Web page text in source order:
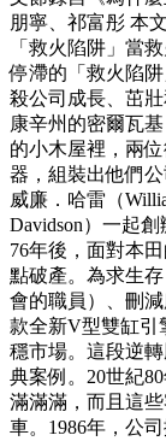
朋寧、祁富彤 本
「救火陷阱」當
停滯的「救火陷
殺公司成長、茁
康辛州的密爾瓦
的小木屋裡，兩
器，組裝出他們
威廉．哈雷（
Davidson）一起
76年後，面對本
點破產。為求生
會的職員）、刪
款全新V型雙缸引
穩市場。這段逆
典案例。20世紀
滿滿滿，而且這
車。1986年，公